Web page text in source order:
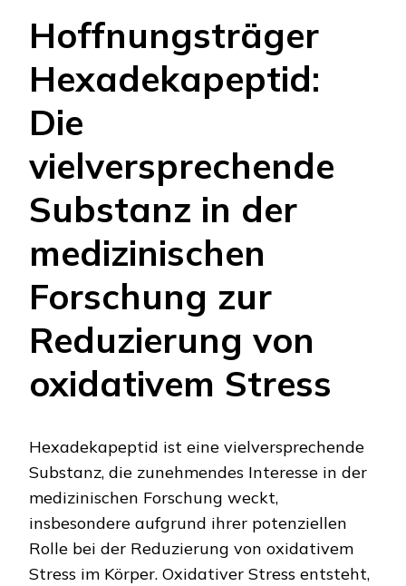
Hoffnungsträger
Hexadekapeptid:
Die
vielversprechende
Substanz in der
medizinischen
Forschung zur
Reduzierung von
oxidativem Stress
Hexadekapeptid ist eine vielversprechende
Substanz, die zunehmendes Interesse in der
medizinischen Forschung weckt,
insbesondere aufgrund ihrer potenziellen
Rolle bei der Reduzierung von oxidativem
Stress im Körper. Oxidativer Stress entsteht,